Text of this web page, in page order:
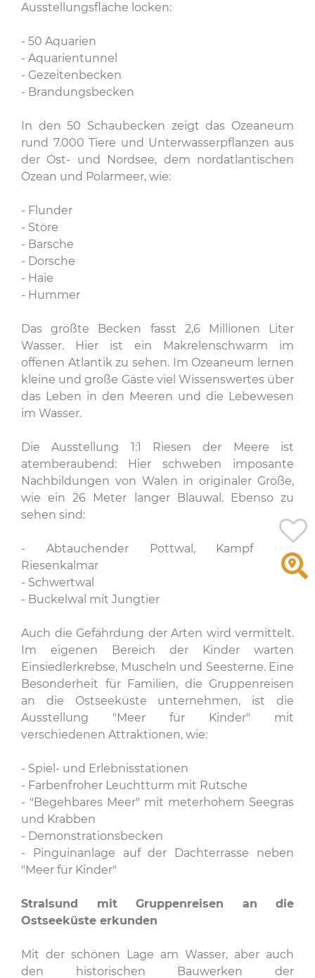
Ausstellungsfläche locken:
- 50 Aquarien
- Aquarientunnel
- Gezeitenbecken
- Brandungsbecken
In den 50 Schaubecken zeigt das Ozeaneum
rund 7.000 Tiere und Unterwasserpflanzen aus
der Ost- und Nordsee, dem nordatlantischen
Ozean und Polarmeer, wie:
- Flunder
- Störe
- Barsche
- Dorsche
- Haie
- Hummer
Das größte Becken fasst 2,6 Millionen Liter
Wasser. Hier ist ein Makrelenschwarm im
offenen Atlantik zu sehen. Im Ozeaneum lernen
kleine und große Gäste viel Wissenswertes über
das Leben in den Meeren und die Lebewesen
im Wasser.
Die Ausstellung 1:1 Riesen der Meere ist
atemberaubend: Hier schweben imposante
Nachbildungen von Walen in originaler Größe,
wie ein 26 Meter langer Blauwal. Ebenso zu
sehen sind:
- Abtauchender Pottwal, Kampf mit
Riesenkalmar
- Schwertwal
- Buckelwal mit Jungtier
Auch die Gefährdung der Arten wird vermittelt.
Im eigenen Bereich der Kinder warten
Einsiedlerkrebse, Muscheln und Seesterne. Eine
Besonderheit für Familien, die Gruppenreisen
an die Ostseeküste unternehmen, ist die
Ausstellung "Meer für Kinder" mit
verschiedenen Attraktionen, wie:
- Spiel- und Erlebnisstationen
- Farbenfroher Leuchtturm mit Rutsche
- "Begehbares Meer" mit meterhohem Seegras
und Krabben
- Demonstrationsbecken
- Pinguinanlage auf der Dachterrasse neben
"Meer für Kinder"
Stralsund mit Gruppenreisen an die
Ostseeküste erkunden
Mit der schönen Lage am Wasser, aber auch
den historischen Bauwerken der